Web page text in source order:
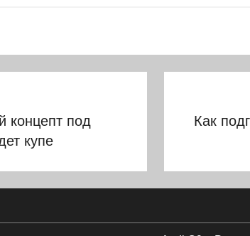
концепт под
купе
Как